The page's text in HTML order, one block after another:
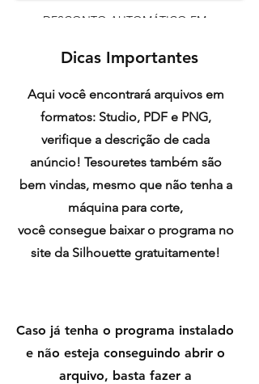
DESCONTO AUTOMÁTICO EM
Dicas Importantes
Aqui você encontrará arquivos em
formatos: Studio, PDF e PNG,
verifique a descrição de cada
anúncio! Tesouretes também são
bem vindas, mesmo que não tenha a
máquina para corte,
você consegue baixar o programa no
site da Silhouette gratuitamente!
Caso já tenha o programa instalado
e não esteja conseguindo abrir o
arquivo, basta fazer a